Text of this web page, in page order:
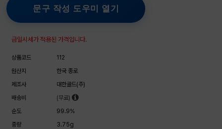
문구 작성 도우미 열기
금일시세가 적용된 가격입니다.
상품코드
112
원산지
한국 종로
제조사
대한골드(주)
배송비
(무료)
순도
99.9%
중량
3.75g